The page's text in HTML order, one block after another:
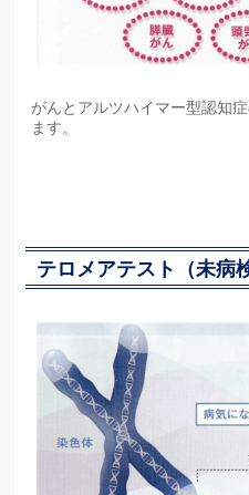
がんとアルツハイマー型認知
ます。
テロメアテスト（未病